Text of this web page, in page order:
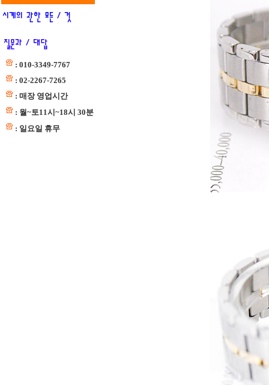
: 010-3349-7767
: 02-2267-7265
: 매장 영업시간
: 월~토11시~18시 30분
: 일요일 휴무